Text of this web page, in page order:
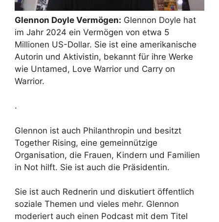
Glennon Doyle Vermögen: Glennon Doyle hat
im Jahr 2024 ein Vermögen von etwa 5
Millionen US-Dollar. Sie ist eine amerikanische
Autorin und Aktivistin, bekannt für ihre Werke
wie Untamed, Love Warrior und Carry on
Warrior.
.
Glennon ist auch Philanthropin und besitzt
Together Rising, eine gemeinnützige
Organisation, die Frauen, Kindern und Familien
in Not hilft. Sie ist auch die Präsidentin.
Sie ist auch Rednerin und diskutiert öffentlich
soziale Themen und vieles mehr. Glennon
moderiert auch einen Podcast mit dem Titel